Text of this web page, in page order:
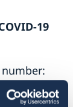
-19­
+374-10-